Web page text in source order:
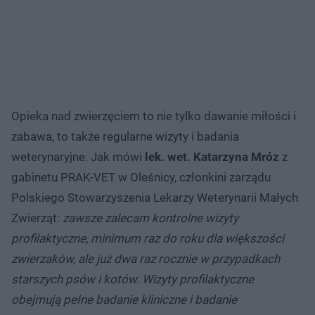
Opieka nad zwierzęciem to nie tylko dawanie miłości i
zabawa, to także regularne wizyty i badania
weterynaryjne. Jak mówi lek. wet. Katarzyna Mróz z
gabinetu PRAK-VET w Oleśnicy, członkini zarządu
Polskiego Stowarzyszenia Lekarzy Weterynarii Małych
Zwierząt: zawsze zalecam kontrolne wizyty
profilaktyczne, minimum raz do roku dla większości
zwierzaków, ale już dwa raz rocznie w przypadkach
starszych psów i kotów. Wizyty profilaktyczne
obejmują pełne badanie kliniczne i badanie